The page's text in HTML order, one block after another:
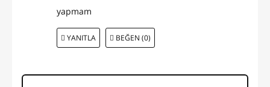
yapmam
YANITLA BEĞEN (0)